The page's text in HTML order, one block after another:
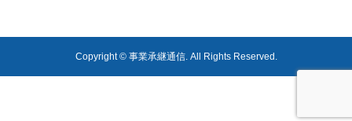
Copyright ©事業承継通信. All Rights Reserved.